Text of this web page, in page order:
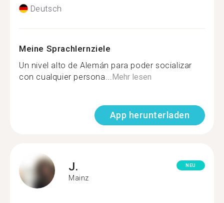
Deutsch
Meine Sprachlernziele
Un nivel alto de Alemán para poder socializar
con cualquier persona... Mehr lesen
App herunterladen
J.
Mainz
NEU